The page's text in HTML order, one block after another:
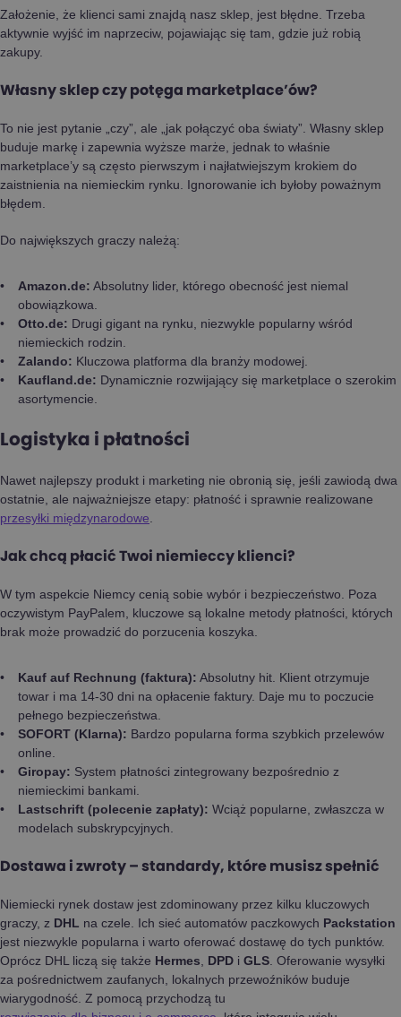
Założenie, że klienci sami znajdą nasz sklep, jest błędne. Trzeba
aktywnie wyjść im naprzeciw, pojawiając się tam, gdzie już robią
zakupy.
Własny sklep czy potęga marketplace’ów?
To nie jest pytanie „czy”, ale „jak połączyć oba światy”. Własny sklep
buduje markę i zapewnia wyższe marże, jednak to właśnie
marketplace’y są często pierwszym i najłatwiejszym krokiem do
zaistnienia na niemieckim rynku. Ignorowanie ich byłoby poważnym
błędem.
Do największych graczy należą:
Amazon.de: Absolutny lider, którego obecność jest niemal
obowiązkowa.
Otto.de: Drugi gigant na rynku, niezwykle popularny wśród
niemieckich rodzin.
Zalando: Kluczowa platforma dla branży modowej.
Kaufland.de: Dynamicznie rozwijający się marketplace o szerokim
asortymencie.
Logistyka i płatności
Nawet najlepszy produkt i marketing nie obronią się, jeśli zawiodą dwa
ostatnie, ale najważniejsze etapy: płatność i sprawnie realizowane
przesyłki międzynarodowe
Jak chcą płacić Twoi niemieccy klienci?
W tym aspekcie Niemcy cenią sobie wybór i bezpieczeństwo. Poza
oczywistym PayPalem, kluczowe są lokalne metody płatności, których
brak może prowadzić do porzucenia koszyka.
Kauf auf Rechnung (faktura): Absolutny hit. Klient otrzymuje
towar i ma 14-30 dni na opłacenie faktury. Daje mu to poczucie
pełnego bezpieczeństwa.
SOFORT (Klarna): Bardzo popularna forma szybkich przelewów
online.
Giropay: System płatności zintegrowany bezpośrednio z
niemieckimi bankami.
Lastschrift (polecenie zapłaty): Wciąż popularne, zwłaszcza w
modelach subskrypcyjnych.
Dostawa i zwroty – standardy, które musisz spełnić
Niemiecki rynek dostaw jest zdominowany przez kilku kluczowych
graczy, z DHL na czele. Ich sieć automatów paczkowych Packstation
jest niezwykle popularna i warto oferować dostawę do tych punktów.
Oprócz DHL liczą się także Hermes DPD i GLS . Oferowanie wysyłki
za pośrednictwem zaufanych, lokalnych przewoźników buduje
wiarygodność. Z pomocą przychodzą tu